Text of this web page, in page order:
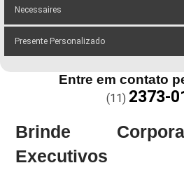
Necessaires
Presente Personalizado
Entre em contato
(11) 2373-
Brinde
Executivos